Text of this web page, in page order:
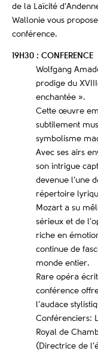
de la Laïcité
Wallonie vous
conférence.
19H30 : CONFERENCE
Wolfgang
prodige du
enchantée ».
Cette œuvre
subtilement
symbolisme
Avec ses airs
son intrigue
devenue l’une
répertoire
Mozart a su
sérieux et de
riche en
continue de
monde entier.
Rare opéra
conférence
l’audace
Conférenciers:
Royal de
(Directrice de